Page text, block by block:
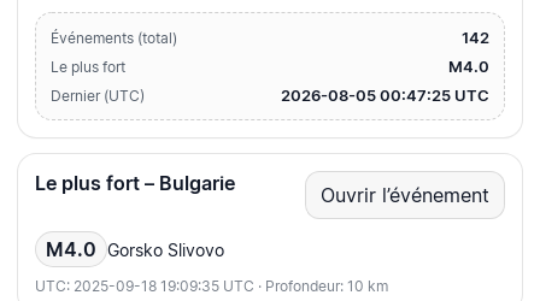
Événements (total) 142
Le plus fort M4.0
Dernier (UTC) 2026-08-05 00:47:25 UTC
Le plus fort – Bulgarie Ouvrir l’événement
M4.0 Gorsko Slivovo
UTC: 2025-09-18 19:09:35 UTC · Profondeur: 10 km